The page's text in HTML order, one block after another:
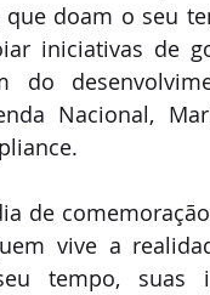
doam o seu
iniciativas de
do
Nacional,
de
vive a
tempo, suas